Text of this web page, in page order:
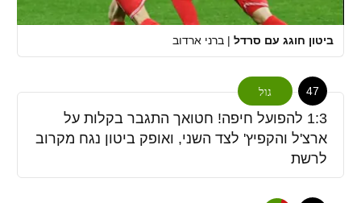
ביטון חוגג עם סרדל | ברני ארדוב
47 גול
1:3 להפועל חיפה! חטואך התגבר בקלות על
ארצ'ל והקפיץ' לצד השני, ואופק ביטון נגח מקרוב
לרשת